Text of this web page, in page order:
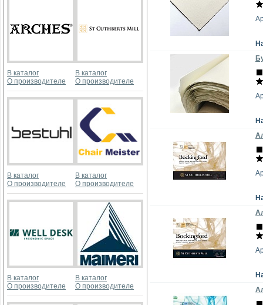
В каталог
О производителе
В каталог
О производителе
В каталог
О производителе
В каталог
О производителе
В каталог
О производителе
В каталог
О производителе